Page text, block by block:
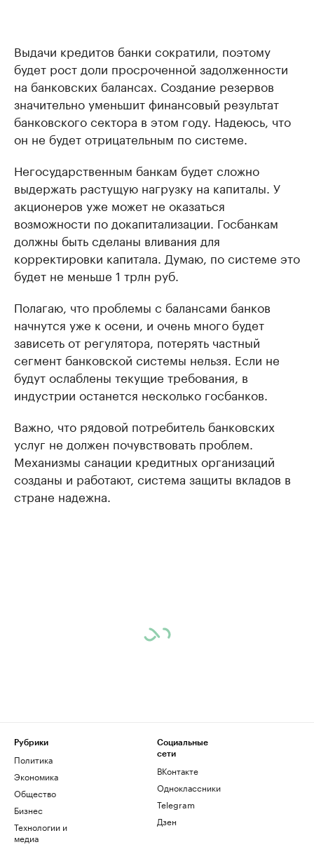
Выдачи кредитов банки сократили, поэтому
будет рост доли просроченной задолженности
на банковских балансах. Создание резервов
значительно уменьшит финансовый результат
банковского сектора в этом году. Надеюсь, что
он не будет отрицательным по системе.
Негосударственным банкам будет сложно
выдержать растущую нагрузку на капиталы. У
акционеров уже может не оказаться
возможности по докапитализации. Госбанкам
должны быть сделаны вливания для
корректировки капитала. Думаю, по системе это
будет не меньше 1 трлн руб.
Полагаю, что проблемы с балансами банков
начнутся уже к осени, и очень много будет
зависеть от регулятора, потерять частный
сегмент банковской системы нельзя. Если не
будут ослаблены текущие требования, в
индустрии останется несколько госбанков.
Важно, что рядовой потребитель банковских
услуг не должен почувствовать проблем.
Механизмы санации кредитных организаций
созданы и работают, система защиты вкладов в
стране надежна.
Рубрики
Политика
Экономика
Общество
Бизнес
Технологии и
медиа
Социальные
сети
ВКонтакте
Одноклассники
Telegram
Дзен